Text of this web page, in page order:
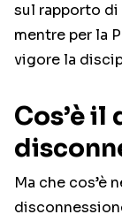
sul rapporto
mentre per la
vigore la
Cos’è
Ma che cos’è